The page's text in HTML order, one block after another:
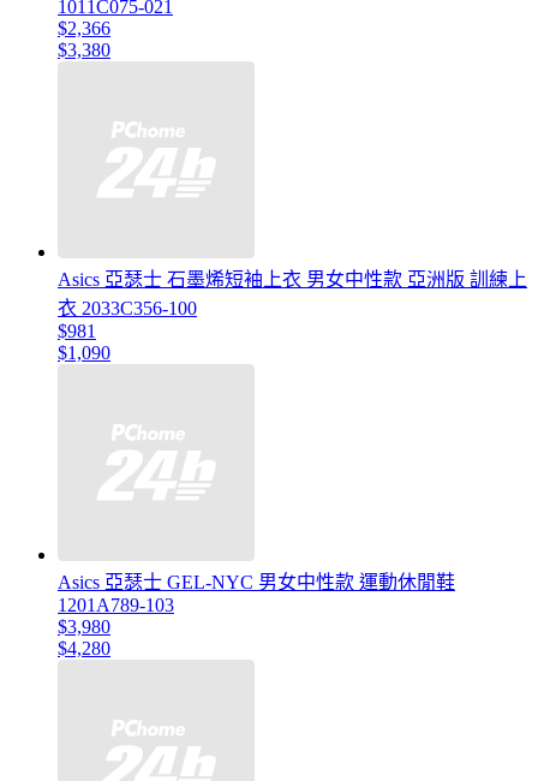
1011C075-021
$2,366
$3,380
Asics 亞瑟士 石墨烯短袖上衣 男女中性款 亞洲版 訓練上
衣 2033C356-100
$981
$1,090
Asics 亞瑟士 GEL-NYC 男女中性款 運動休閒鞋
1201A789-103
$3,980
$4,280